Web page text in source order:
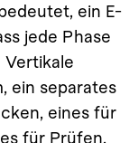
bedeutet, ein E-
jede Phase
Vertikale
ein separates
eines für
für Prüfen.